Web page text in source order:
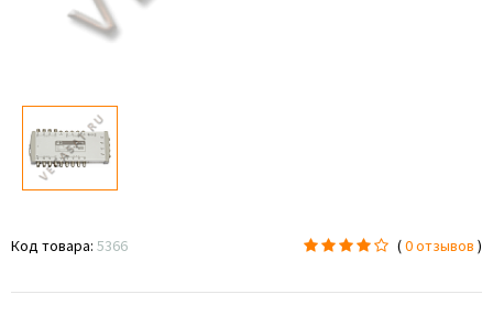
Код товара: 5366 (0 отзывов )